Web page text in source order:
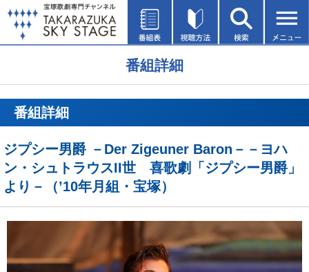
番組詳細
番組詳細
ジプシー男爵 －Der Zigeuner Baron－－ヨハ
ン・シュトラウスII世 喜歌劇「ジプシー男爵」
より－（’10年月組・宝塚）